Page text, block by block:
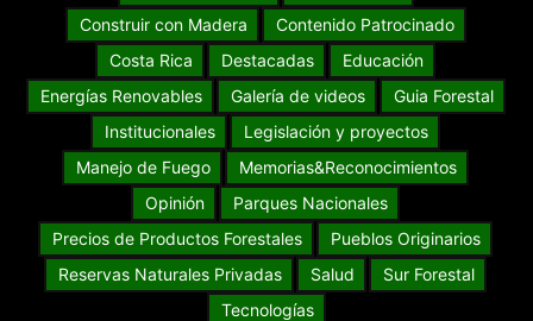
Construir con Madera
Contenido Patrocinado
Costa Rica
Destacadas
Educación
Energías Renovables
Galería de videos
Guia Forestal
Institucionales
Legislación y proyectos
Manejo de Fuego
Memorias&Reconocimientos
Opinión
Parques Nacionales
Precios de Productos Forestales
Pueblos Originarios
Reservas Naturales Privadas
Salud
Sur Forestal
Tecnologías